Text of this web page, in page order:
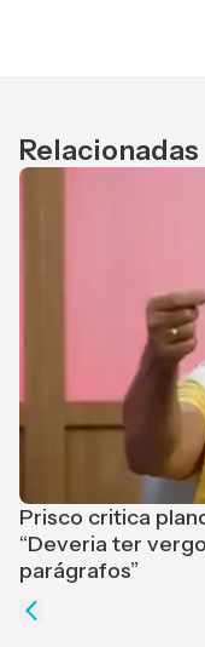
Relacionadas
Prisco critica
“Deveria ter
parágrafos”